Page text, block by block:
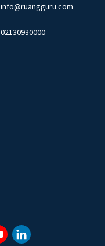
info@ruangguru.com
02130930000